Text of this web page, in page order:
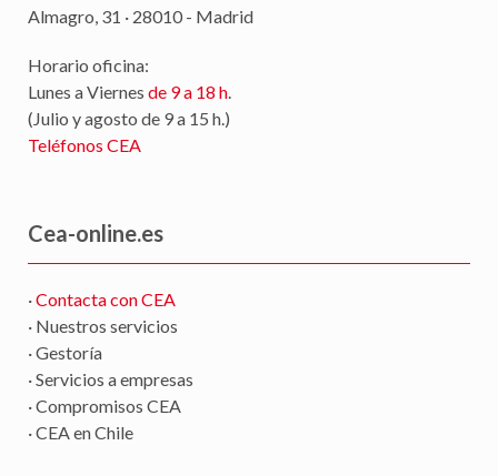
Almagro, 31 · 28010 - Madrid
Horario oficina:
Lunes a Viernes de 9 a 18 h.
(Julio y agosto de 9 a 15 h.)
Teléfonos CEA
Cea-online.es
·Contacta con CEA
· Nuestros servicios
· Gestoría
· Servicios a empresas
· Compromisos CEA
· CEA en Chile